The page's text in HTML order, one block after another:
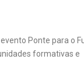
Ponte para o
formativas e